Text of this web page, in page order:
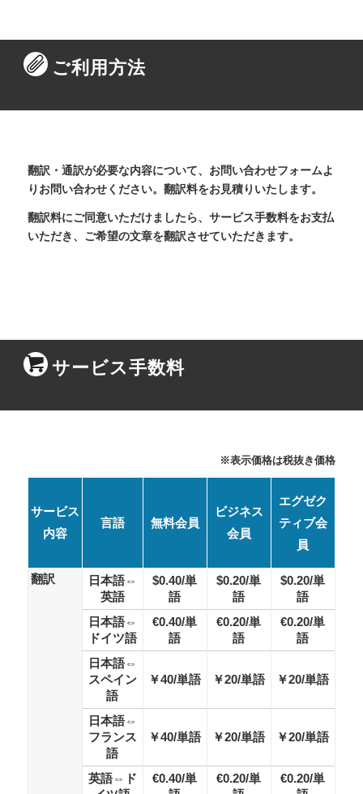
ご利用方法
翻訳・通訳が必要な内容について、お問い合わせフォームよ
りお問い合わせください。翻訳料をお見積りいたします。
翻訳料にご同意いただけましたら、サービス手数料をお支払
いただき、ご希望の文章を翻訳させていただきます。
サービス手数料
※表示価格は税抜き価格
サービス
内容
言語 無料会員
ビジネス
会員
エグゼク
ティブ会
員
翻訳
日本語⇔
英語
$0.40/単
語
$0.20/単
語
$0.20/単
語
日本語⇔
ドイツ語
€0.40/単
語
€0.20/単
語
€0.20/単
語
日本語⇔
スペイン
語
￥40/単語 ￥20/単語 ￥20/単語
日本語⇔
フランス
語
￥40/単語 ￥20/単語 ￥20/単語
英語⇔ド
€0.40/単
€0.20/単
€0.20/単